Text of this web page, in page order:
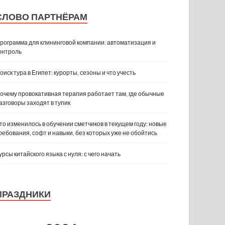
ПАРТНЁРАМ
для клининговой компании: автоматизация и
тура в Египет: курорты, сезоны и что учесть
провокативная терапия работает там, где обычные
заходят в тупик
изменилось в обучении сметчиков в текущем году: новые
софт и навыки, без которых уже не обойтись
китайского языка с нуля: с чего начать